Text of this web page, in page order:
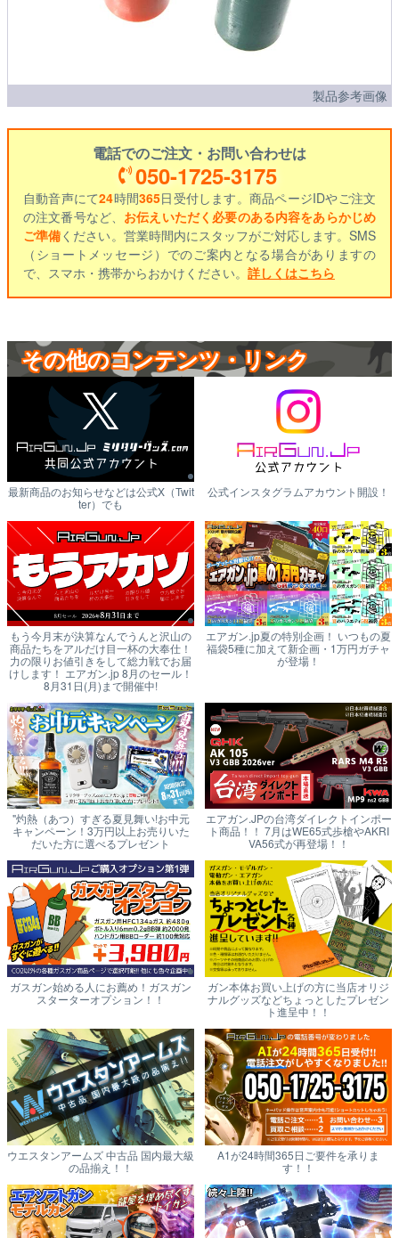
製品参考画像
電話でのご注文・お問い合わせは
050-1725-3175
自動音声にて24時間365日受付します。商品ページIDやご注文
の注文番号など、 お伝えいただく必要のある内容をあらかじめ
ご準備ください。営業時間内にスタッフがご対応します。SMS
（ショートメッセージ）でのご案内となる場合がありますの
で、スマホ・携帯からおかけください。 詳しくはこちら
その他のコンテンツ・リンク
最新商品のお知らせなどは公式X（Twit
ter）でも
公式インスタグラムアカウント開設！
もう今月末が決算なんでうんと沢山の
商品たちをアルだけ目一杯の大奉仕！
力の限りお値引きをして総力戦でお届
けします！ エアガン.jp 8月のセール！
8月31日(月)まで開催中!
エアガン.jp夏の特別企画！ いつもの夏
福袋5種に加えて新企画・1万円ガチャ
が登場！
"灼熱（あつ）すぎる夏見舞い!お中元
キャンペーン！3万円以上お売りいた
だいた方に選べるプレゼント
エアガン.JPの台湾ダイレクトインポー
ト商品！！ 7月はWE65式歩槍やAKRI
VA56式が再登場！！
ガスガン始める人にお薦め！ガスガン
スターターオプション！！
ガン本体お買い上げの方に当店オリジ
ナルグッズなどちょっとしたプレゼン
ト進呈中！！
ウエスタンアームズ 中古品 国内最大級
の品揃え！！
A1が24時間365日ご要件を承りま
す！！